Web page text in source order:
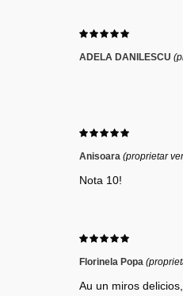
ADELA DANILESCU
Anisoara (proprietar
Nota 10!
Florinela Popa
Au un miros